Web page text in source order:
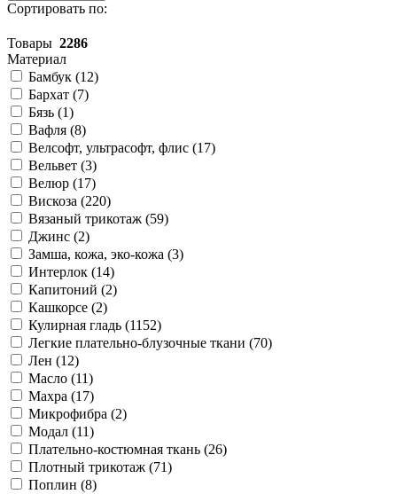
Сортировать по:
Товары 2286
Материал
Бамбук (12)
Бархат (7)
Бязь (1)
Вафля (8)
Велсофт, ультрасофт, флис (17)
Вельвет (3)
Велюр (17)
Вискоза (220)
Вязаный трикотаж (59)
Джинс (2)
Замша, кожа, эко-кожа (3)
Интерлок (14)
Капитоний (2)
Кашкорсе (2)
Кулирная гладь (1152)
Легкие плательно-блузочные ткани (70)
Лен (12)
Масло (11)
Махра (17)
Микрофибра (2)
Модал (11)
Плательно-костюмная ткань (26)
Плотный трикотаж (71)
Поплин (8)